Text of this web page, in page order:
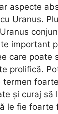
aspecte
Uranus.
important
care poate
prolifică.
termen
și curaj să
le fie foarte